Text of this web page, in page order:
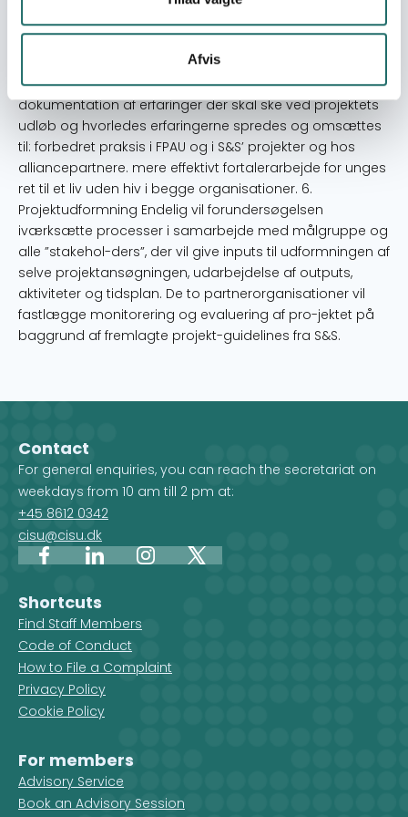
Afvis
fortalerarbejde for en øget indsats for at nå projektets
mål. FPAUs rolle og kapacitet i fortalerarbejdet vil blive
af-klaret og aktiviteter til en mere effektiv indsats vil blive
planlagt. Endelig vil det blive konkretiseret hvilken
dokumentation af erfaringer der skal ske ved projektets
udløb og hvorledes erfaringerne spredes og omsættes
til: forbedret praksis i FPAU og i S&S’ projekter og hos
alliancepartnere. mere effektivt fortalerarbejde for unges
ret til et liv uden hiv i begge organisationer. 6.
Projektudformning Endelig vil forundersøgelsen
iværksætte processer i samarbejde med målgruppe og
alle ”stakehol-ders”, der vil give inputs til udformningen af
selve projektansøgningen, udarbejdelse af outputs,
aktiviteter og tidsplan. De to partnerorganisationer vil
fastlægge monitorering og evaluering af pro-jektet på
baggrund af fremlagte projekt-guidelines fra S&S.
Contact
For general enquiries, you can reach the secretariat on
weekdays from 10 am till 2 pm at:
+45 8612 0342
cisu@cisu.dk
FacebookLinkedInInstagram
X
Shortcuts
Find Staff Members
Code of Conduct
How to File a Complaint
Privacy Policy
Cookie Policy
For members
Advisory Service
Book an Advisory Session